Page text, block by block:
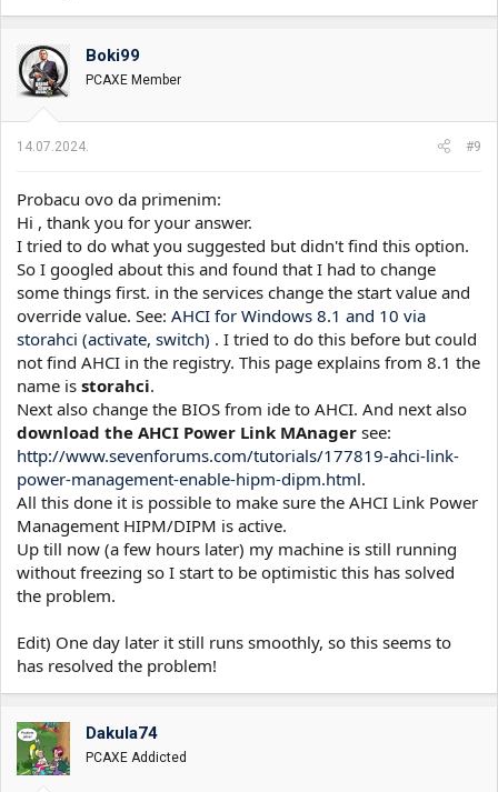
Boki99
PCAXE Member
14.07.2024. #9
Probacu ovo da primenim:
Hi , thank you for your answer.
I tried to do what you suggested but didn't find this option.
So I googled about this and found that I had to change
some things first. in the services change the start value and
override value. See: AHCI for Windows 8.1 and 10 via
storahci (activate, switch) . I tried to do this before but could
not find AHCI in the registry. This page explains from 8.1 the
name is storahci.
Next also change the BIOS from ide to AHCI. And next also
download the AHCI Power Link MAnager see:
http://www.sevenforums.com/tutorials/177819-ahci-link-
power-management-enable-hipm-dipm.html.
All this done it is possible to make sure the AHCI Link Power
Management HIPM/DIPM is active.
Up till now (a few hours later) my machine is still running
without freezing so I start to be optimistic this has solved
the problem.
Edit) One day later it still runs smoothly, so this seems to
has resolved the problem!
Dakula74
PCAXE Addicted